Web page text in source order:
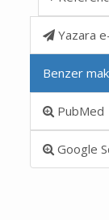
Yazara
Benzer
PubMed
Google